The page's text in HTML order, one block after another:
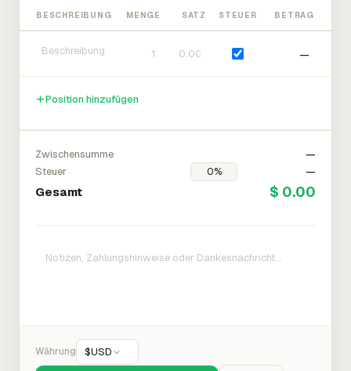
BESCHREIBUNG MENGE SATZ STEUER BETRAG
—
Position hinzufügen
Zwischensumme
—
Steuer
—
Gesamt $ 0.00
Währung $USD